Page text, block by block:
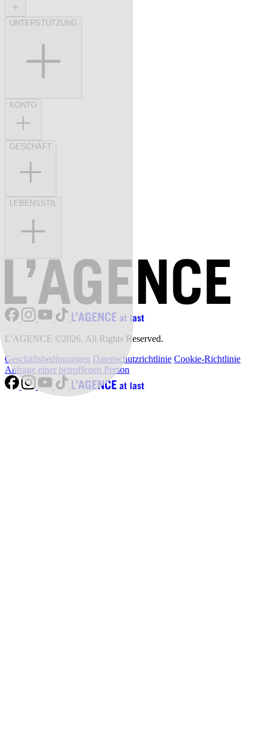
UNTERSTÜTZUNG
KONTO
GESCHÄFT
LEBENSSTIL
L'AGENCE ©2026. All Rights Reserved.
Geschäftsbedingungen Datenschutzrichtlinie Cookie-Richtlinie
Anfrage einer betroffenen Person